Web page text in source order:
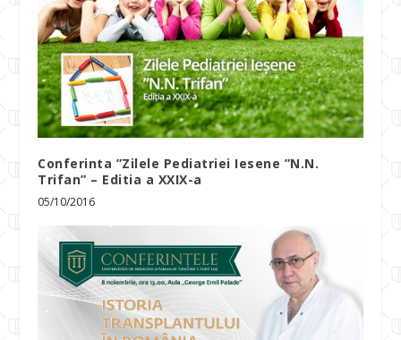
Conferinta ”Zilele Pediatriei Iesene ”N.N.
Trifan” – Editia a XXIX-a
05/10/2016